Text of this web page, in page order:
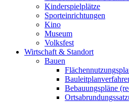
Kinderspielplätze
Sporteinrichtungen
Kino
Museum
Volksfest
Wirtschaft & Standort
Bauen
Bebauungspläne